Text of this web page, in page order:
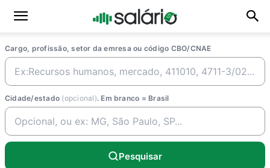
Cargo, profissão, setor da emresa ou código CBO/CNAE
Cidade/estado (opcional). Em branco = Brasil
Pesquisar